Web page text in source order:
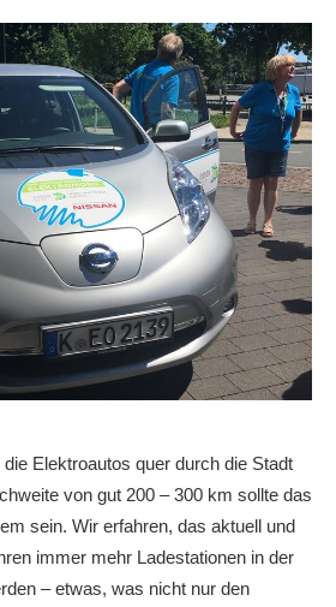
Elektroautos quer durch die Stadt
von gut 200 – 300 km sollte das
sein. Wir erfahren, das aktuell und
immer mehr Ladestationen in der
– etwas, was nicht nur den